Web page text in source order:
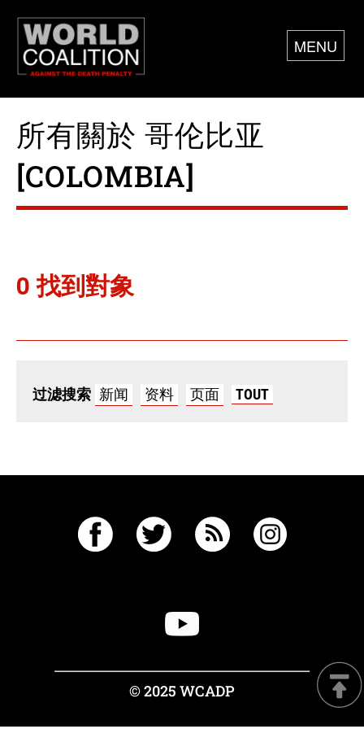
MENU
所有關於 哥伦比亚
[COLOMBIA]
0 找到對象
过滤搜索 新闻 资料 页面 TOUT
© 2025 WCADP